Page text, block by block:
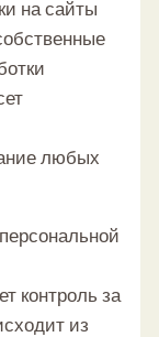
на сайты
любых
контроль за
из